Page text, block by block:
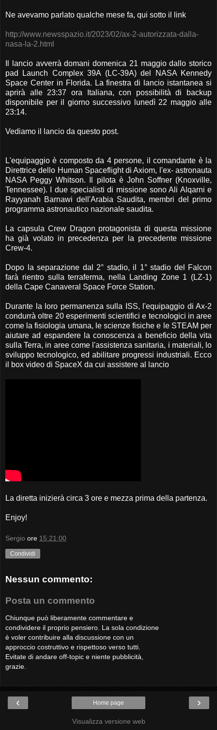
Ne avevamo parlato qualche mese fa, qui sotto il link
http://www.newsspazio.it/2023/02/ax-2-autorizzata-dalla-
nasa-la-2.html
Il lancio avverrà domani domenica 21 maggio dallo storico
pad Launch Complex 39A (LC-39A) del NASA Kennedy
Space Center in Florida. La finestra di lancio istantanea si
aprirà alle 23:37 ora Italiana, con possibilità di backup
disponibile per il giorno successivo lunedì 22 maggio alle
23:14.
Vediamo il lancio da questo post.
L'equipaggio è composto da 4 persone, il comandante è la
Direttrice dello Human Spaceflight di Axiom, l'ex- astronauta
NASA Peggy Whitson. Il pilota è John Soffner (Knoxville,
Tennessee). I due specialisti di missione sono Ali Alqarni e
Rayyanah Barnawi dell'Arabia Saudita, membri del primo
programma astronautico nazionale saudita.
La capsula Crew Dragon protagonista di questa missione
ha già volato in precedenza per la precedente missione
Crew-4.
Dopo la separazione dal 2° stadio, il 1° stadio del Falcon
farà rientro sulla terraferma, nella Landing Zone 1 (LZ-1)
della Cape Canaveral Space Force Station.
Durante la loro permanenza sulla ISS, l'equipaggio di Ax-2
condurrà oltre 20 esperimenti scientifici e tecnologici in aree
come la fisiologia umana, le scienze fisiche e le STEAM per
aiutare ad espandere la conoscenza a beneficio della vita
sulla Terra, in aree come l'assistenza sanitaria, i materiali, lo
sviluppo tecnologico, ed abilitare progressi industriali. Ecco
il box video di SpaceX da cui assistere al lancio
La diretta inizierà circa 3 ore e mezza prima della partenza.
Enjoy!
Sergio ore 15:21:00
Condividi
Nessun commento:
Posta un commento
Chiunque può liberamente commentare e
condividere il proprio pensiero. La sola condizione
è voler contribuire alla discussione con un
approccio costruttivo e rispettoso verso tutti.
Evitate di andare off-topic e niente pubblicità,
grazie.
‹ ›
Home page
Visualizza versione web